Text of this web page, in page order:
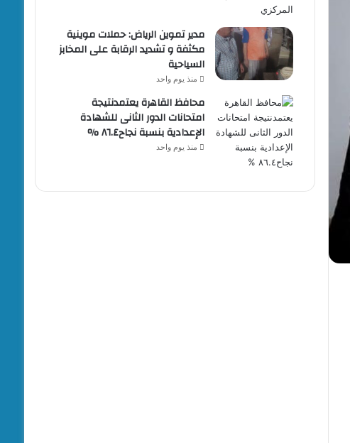
مدير تموين الرياض: حملات موينية
مكثفة و تشديد الرقابة على المخابز
السياحية
منذ يوم واحد
محافظ القاهرة يعتمدنتيجة
امتحانات الدور الثانى للشهادة
الإعدادية بنسبة نجاح٨٦.٤ %
منذ يوم واحد